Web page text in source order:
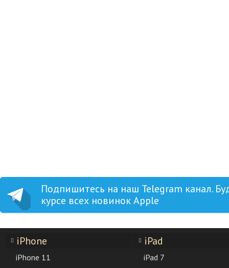
Подпишитесь на наш Telegram канал.
курсе всех новинок Apple
iPhone
iPhone 11
iPad
iPad 7